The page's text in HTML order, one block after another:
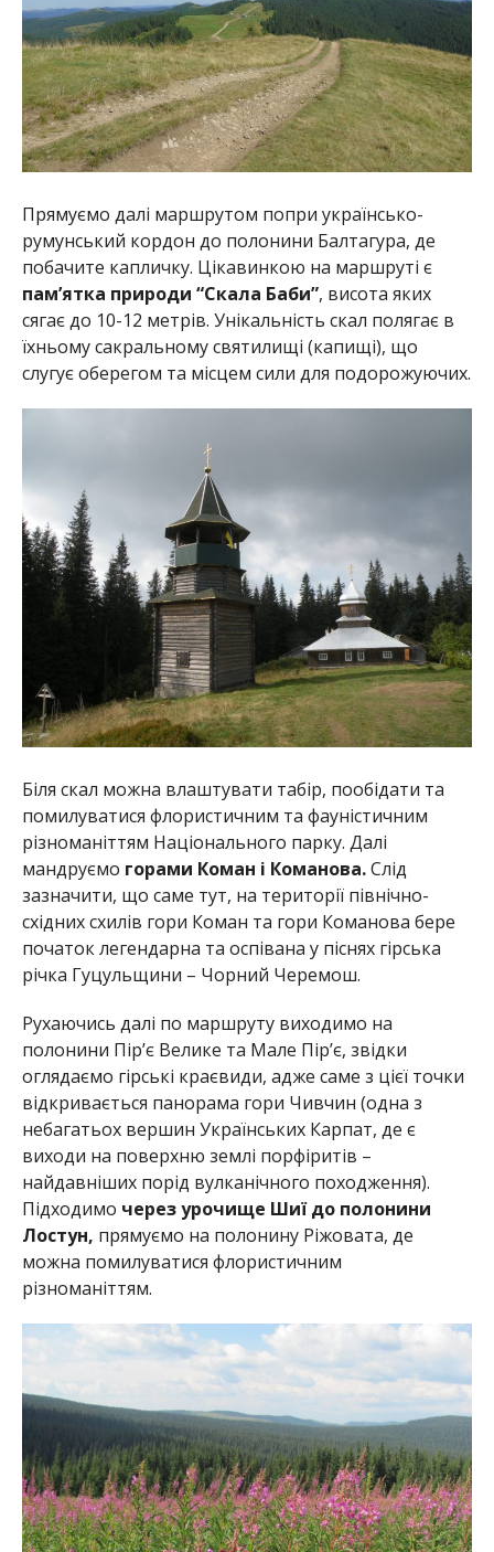
Прямуємо далі маршрутом попри українсько-
румунський кордон до полонини Балтагура, де
побачите капличку. Цікавинкою на маршруті є
пам’ятка природи “Скала Баби”, висота яких
сягає до 10-12 метрів. Унікальність скал полягає в
їхньому сакральному святилищі (капищі), що
слугує оберегом та місцем сили для подорожуючих.
Біля скал можна влаштувати табір, пообідати та
помилуватися флористичним та фауністичним
різноманіттям Національного парку. Далі
мандруємо горами Коман і Команова.Слід
зазначити, що саме тут, на території північно-
східних схилів гори Коман та гори Команова бере
початок легендарна та оспівана у піснях гірська
річка Гуцульщини – Чорний Черемош.
Рухаючись далі по маршруту виходимо на
полонини Пір’є Велике та Мале Пір’є, звідки
оглядаємо гірські краєвиди, адже саме з цієї точки
відкривається панорама гори Чивчин (одна з
небагатьох вершин Українських Карпат, де є
виходи на поверхню землі порфіритів –
найдавніших порід вулканічного походження).
Підходимо через урочище Шиї до полонини
Лостун, прямуємо на полонину Ріжовата, де
можна помилуватися флористичним
різноманіттям.